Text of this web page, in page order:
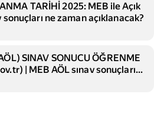
TARİHİ 2025: MEB ile Açık
ne zaman açıklanacak?
SINAV SONUCU ÖĞRENME
| MEB AÖL sınav sonuçları
öğrenilir? Açık Lise 2. dönem